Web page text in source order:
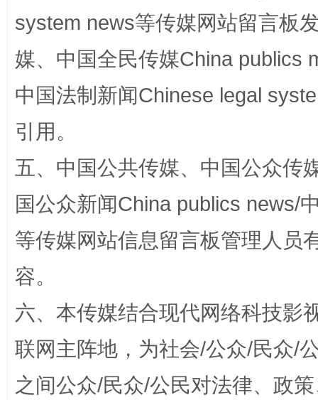
漫山遍野的桃花与雪山、麦地、白藏房 除
招工难、用工荒背后
system news等传媒网站留言板
媒、中国全民传媒China publics
中国法制新闻Chinese legal
引用。
五、中国公共传媒、中国公众传
国公众新闻China publics news/
等传媒网站信息留言板管理人员
容。
六、本传媒结合现代网络科技影
联网主阵地，为社会/公众/民众/
之间公众/民众/公民对法律、政